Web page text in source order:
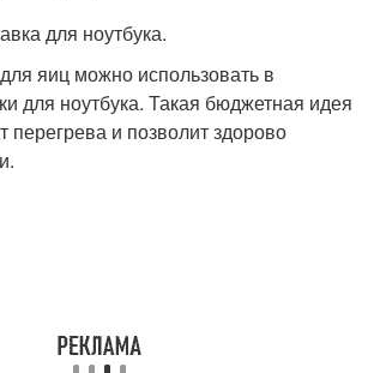
для ноутбука.
яиц можно использовать в
для ноутбука. Такая бюджетная идея
перегрева и позволит здорово